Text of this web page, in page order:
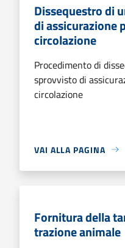
Dissequestro di
di assicurazione
circolazione
Procedimento di
sprovvisto di
circolazione
VAI ALLA PAGINA
Fornitura della
trazione animale